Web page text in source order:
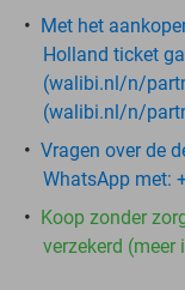
Met het
Holland ticket
(walibi.nl/n/
(walibi.nl/n/
Vragen over de
WhatsApp met:
Koop zonder
verzekerd (meer